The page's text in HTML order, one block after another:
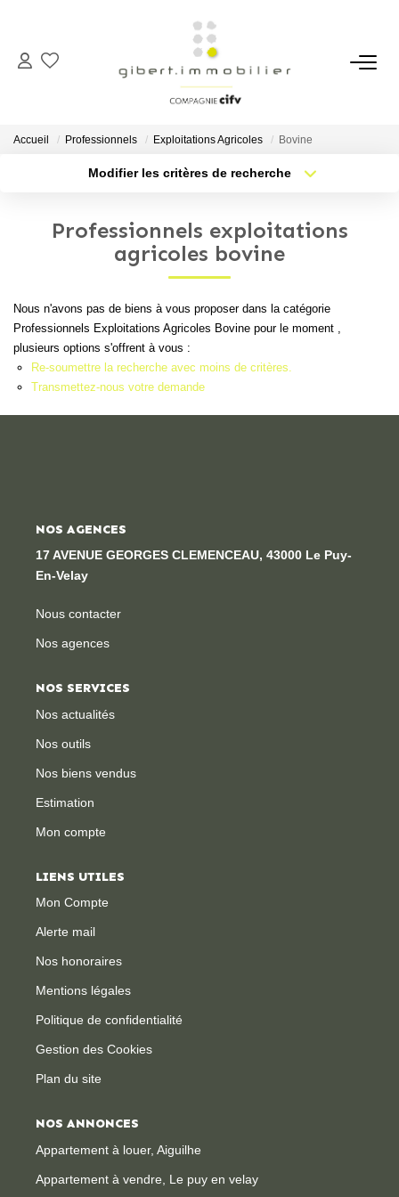
ACHETER
Maisons
Parkings
Immeubles
Terrains
LOUER
Appartements
Locaux Professionnels
Accueil Professionnels Exploitations Agricoles Bovine
Modifier les critères de recherche
Type de bien
Nb pièces min.
Créer une alerte
Professionnels exploitations
agricoles bovine
Nous n'avons pas de biens à vous proposer dans la catégorie
Professionnels Exploitations Agricoles Bovine pour le moment ,
plusieurs options s'offrent à vous :
Re-soumettre la recherche avec moins de critères.
Transmettez-nous votre demande
NOS AGENCES
17 AVENUE GEORGES CLEMENCEAU, 43000 Le Puy-
En-Velay
Nous contacter
Nos agences
NOS SERVICES
Nos actualités
Nos outils
Nos biens vendus
Estimation
Mon compte
LIENS UTILES
Mon Compte
Alerte mail
Nos honoraires
Mentions légales
Politique de confidentialité
Gestion des Cookies
Plan du site
NOS ANNONCES
Appartement à louer, Aiguilhe
Appartement à vendre, Le puy en velay